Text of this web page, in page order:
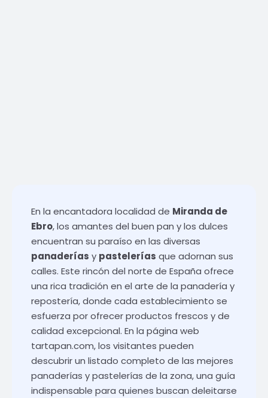
En la encantadora localidad de Miranda de
Ebro, los amantes del buen pan y los dulces
encuentran su paraíso en las diversas
panaderías y pastelerías que adornan sus
calles. Este rincón del norte de España ofrece
una rica tradición en el arte de la panadería y
repostería, donde cada establecimiento se
esfuerza por ofrecer productos frescos y de
calidad excepcional. En la página web
tartapan.com, los visitantes pueden
descubrir un listado completo de las mejores
panaderías y pastelerías de la zona, una guía
indispensable para quienes buscan deleitarse